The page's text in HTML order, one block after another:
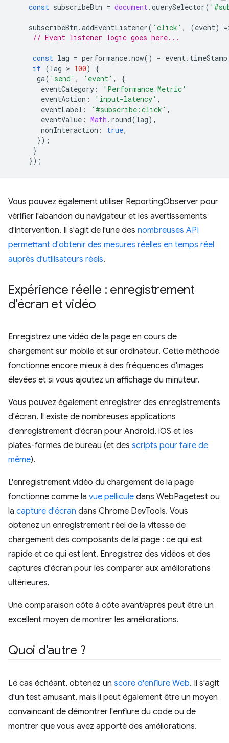
const subscribeBtn = document.querySelector(
subscribeBtn .addEventListener( 'click' , (event) =
// Event listener logic goes here...
const lag = performance.now() - event. timeStamp
if (lag > 100)
{
ga( 'send' , 'event' ,
{
eventCategory :
'Performance Metric'
eventAction : 'input-latency' ,
eventLabel : '#subscribe:click' ,
eventValue : Math . round(lag),
nonInteraction : true,
});
}
});
Vous pouvez également utiliser ReportingObserver pour
vérifier l'abandon du navigateur et les avertissements
d'intervention. Il s'agit de l'une des nombreuses API
permettant d'obtenir des mesures réelles en temps réel
auprès d'utilisateurs réels.
Expérience réelle : enregistrement
d'écran et vidéo
Enregistrez une vidéo de la page en cours de
chargement sur mobile et sur ordinateur. Cette méthode
fonctionne encore mieux à des fréquences d'images
élevées et si vous ajoutez un affichage du minuteur.
Vous pouvez également enregistrer des enregistrements
d'écran. Il existe de nombreuses applications
d'enregistrement d'écran pour Android, iOS et les
plates-formes de bureau (et des scripts pour faire de
même).
L'enregistrement vidéo du chargement de la page
fonctionne comme la vue pellicule dans WebPagetest ou
la capture d'écran dans Chrome DevTools. Vous
obtenez un enregistrement réel de la vitesse de
chargement des composants de la page : ce qui est
rapide et ce qui est lent. Enregistrez des vidéos et des
captures d'écran pour les comparer aux améliorations
ultérieures.
Une comparaison côte à côte avant/après peut être un
excellent moyen de montrer les améliorations.
Quoi d'autre ?
Le cas échéant, obtenez un score d'enflure Web. Il s'agit
d'un test amusant, mais il peut également être un moyen
convaincant de démontrer l'enflure du code ou de
montrer que vous avez apporté des améliorations.